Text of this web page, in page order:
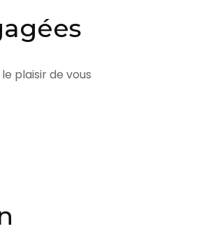
plaisir de vous